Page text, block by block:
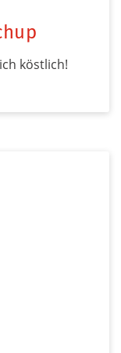
köstlich!